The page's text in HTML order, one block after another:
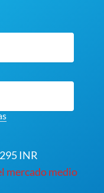
INR
mercado medio